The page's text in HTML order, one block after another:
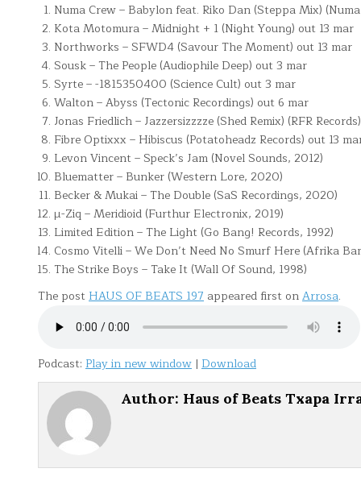
Numa Crew – Babylon feat. Riko Dan (Steppa Mix)
Kota Motomura – Midnight + 1 (Night Young) out 13 mar
Northworks – SFWD4 (Savour The Moment) out 13 mar
Sousk – The People (Audiophile Deep) out 3 mar
Syrte – -1815350400 (Science Cult) out 3 mar
Walton – Abyss (Tectonic Recordings) out 6 mar
Jonas Friedlich – Jazzersizzzze (Shed Remix) (RFR
Fibre Optixxx – Hibiscus (Potatoheadz Records) out 13
Levon Vincent – Speck’s Jam (Novel Sounds, 2012)
Bluematter – Bunker (Western Lore, 2020)
Becker & Mukai – The Double (SaS Recordings, 2020)
µ-Ziq – Meridioid (Furthur Electronix, 2019)
Limited Edition – The Light (Go Bang! Records, 1992)
Cosmo Vitelli – We Don’t Need No Smurf Here (Afrika
The Strike Boys – Take It (Wall Of Sound, 1998)
The postHAUS OF BEATS 197 appeared first onArrosa.
Podcast: Play in new window | Download
Author: Haus of Beats Txapa